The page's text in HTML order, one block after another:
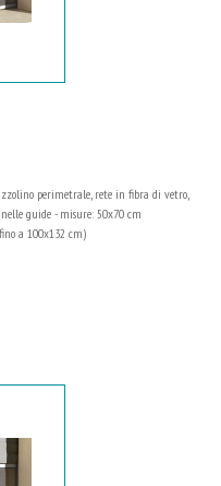
perimetrale, rete in fibra di vetro,
guide - misure: 50x70 cm
a 100x132 cm)